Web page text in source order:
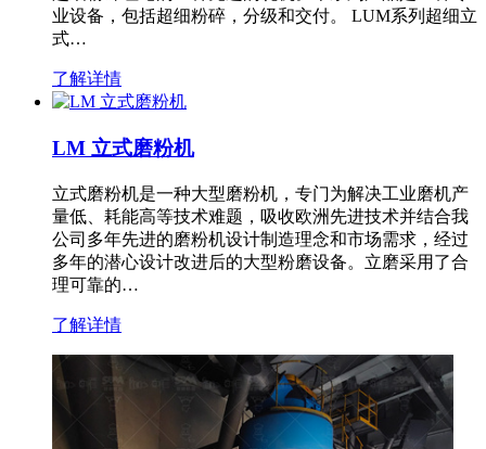
业设备，包括超细粉碎，分级和交付。 LUM系列超细立
式…
了解详情
LM 立式磨粉机
立式磨粉机是一种大型磨粉机，专门为解决工业磨机产
量低、耗能高等技术难题，吸收欧洲先进技术并结合我
公司多年先进的磨粉机设计制造理念和市场需求，经过
多年的潜心设计改进后的大型粉磨设备。立磨采用了合
理可靠的…
了解详情